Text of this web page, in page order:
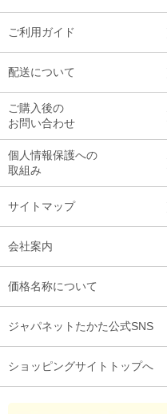
ご利用ガイド
配送について
ご購入後の
お問い合わせ
個人情報保護への
取組み
サイトマップ
会社案内
価格名称について
ジャパネットたかた公式SNS
ショッピングサイトトップへ